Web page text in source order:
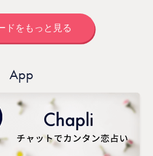
ドをもっと見る
App